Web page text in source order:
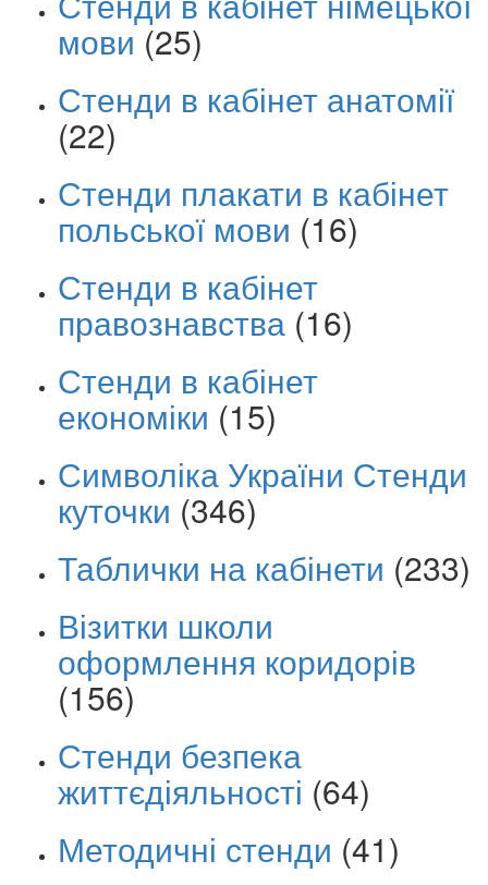
мови (25)
Стенди в кабінет анатомії
(22)
Стенди плакати в кабінет
польської мови (16)
Стенди в кабінет
правознавства (16)
Стенди в кабінет
економіки (15)
Символіка України Стенди
куточки (346)
Таблички на кабінети (233)
Візитки школи
оформлення коридорів
(156)
Стенди безпека
життєдіяльності (64)
Методичні стенди (41)